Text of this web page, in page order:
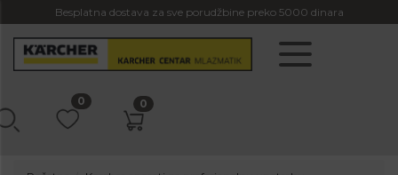
Besplatna dostava za sve porudžbine preko 5000 dinara
0 0